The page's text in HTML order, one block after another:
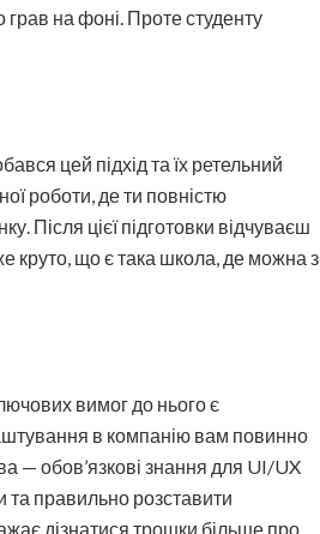
на фоні. Проте студенту
цей підхід та їх ретельний
роботи, де ти повністю
Після цієї підготовки відчуваєш
круто, що є така школа, де можна з
вимог до нього є
в компанію вам повинно
— обов’язкові знання для UI/UX
та правильно розставити
дізнатися трошки більше про